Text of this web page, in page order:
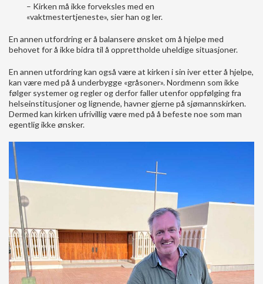
– Kirken må ikke forveksles med en
«vaktmestertjeneste», sier han og ler.
En annen utfordring er å balansere ønsket om å hjelpe med
behovet for å ikke bidra til å opprettholde uheldige situasjoner.
En annen utfordring kan også være at kirken i sin iver etter å hjelpe,
kan være med på å underbygge «gråsoner». Nordmenn som ikke
følger systemer og regler og derfor faller utenfor oppfølging fra
helseinstitusjoner og lignende, havner gjerne på sjømannskirken.
Dermed kan kirken ufrivillig være med på å befeste noe som man
egentlig ikke ønsker.